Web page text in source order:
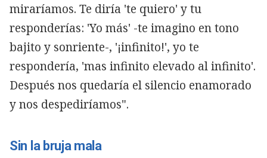
miraríamos. Te diría 'te quiero' y tu
responderías: 'Yo más' -te imagino en tono
bajito y sonriente-, '¡infinito!', yo te
respondería, 'mas infinito elevado al infinito'.
Después nos quedaría el silencio enamorado
y nos despediríamos".
Sin la bruja mala